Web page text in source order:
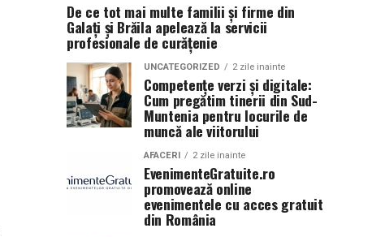
De ce tot mai multe familii și firme din
Galați și Brăila apelează la servicii
profesionale de curățenie
UNCATEGORIZED 2 zile inainte
Competențe verzi și digitale:
Cum pregătim tinerii din Sud-
Muntenia pentru locurile de
muncă ale viitorului
AFACERI 2 zile inainte
EvenimenteGratuite.ro
promovează online
evenimentele cu acces gratuit
din România